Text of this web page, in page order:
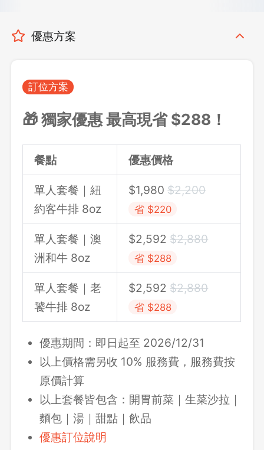
優惠方案
訂位方案
🎁 獨家優惠 最高現省 $288！
餐點 優惠價格
單人套餐｜紐
約客牛排 8oz
$1,980$2,200
省 $220
單人套餐｜澳
洲和牛 8oz
$2,592 $2,880
省 $288
單人套餐｜老
饕牛排 8oz
$2,592 $2,880
省 $288
優惠期間：即日起至 2026/12/31
以上價格需另收 10% 服務費，服務費按
原價計算
以上套餐皆包含：開胃前菜｜生菜沙拉｜
麵包｜湯｜甜點｜飲品
優惠訂位說明